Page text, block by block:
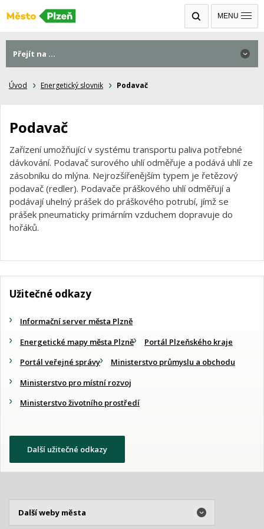
MENU
Úvod Energetický slovnik Podavač
Podavač
Zařízení umožňující v systému transportu paliva potřebné
dávkování. Podavač surového uhlí odměřuje a podává uhlí ze
zásobníku do mlýna. Nejrozšířenějším typem je řetězový
podavač (redler). Podavače práškového uhlí odměřují a
podávají uhelný prášek do práškového potrubí, jímž se
prášek pneumaticky primárním vzduchem dopravuje do
hořáků.
Přejít na ...
Užitečné odkazy
Informační server města Plzně
Energetické mapy města Plzně
Portál Plzeňského kraje
Portál veřejné správy
Ministerstvo průmyslu a obchodu
Ministerstvo pro místní rozvoj
Ministerstvo životního prostředí
Další užitečné odkazy